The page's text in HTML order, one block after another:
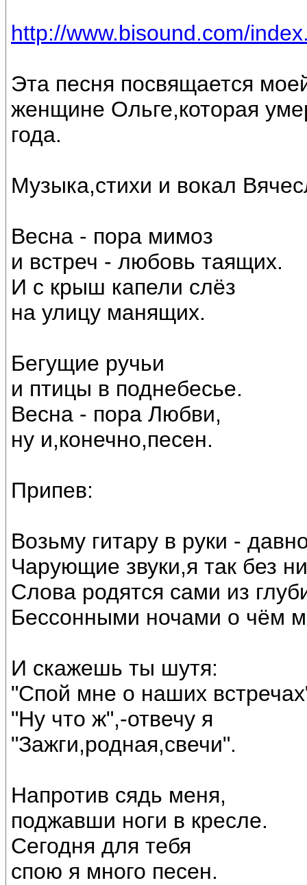
http://www.bisound.com/
Эта песня посвящается
женщине Ольге,которая
года.
Музыка,стихи и вокал
Весна - пора мимоз
и встреч - любовь таящих.
И с крыш капели слёз
на улицу манящих.
Бегущие ручьи
и птицы в поднебесье.
Весна - пора Любви,
ну и,конечно,песен.
Припев:
Возьму гитару в руки -
Чарующие звуки,я так без
Слова родятся сами из
Бессонными ночами о чём
И скажешь ты шутя:
"Спой мне о наших
"Ну что ж",-отвечу я
"Зажги,родная,свечи".
Напротив сядь меня,
поджавши ноги в кресле.
Сегодня для тебя
спою я много песен.